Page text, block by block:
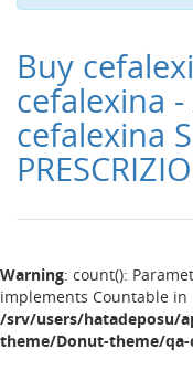
Buy
cefalexina -
cefalexina
Warning: count():
implements Countable in
/srv/users/hatadeposu/
theme/Donut-theme/